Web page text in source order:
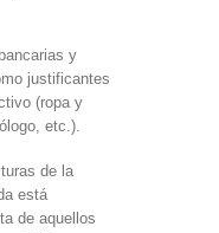
y
justificantes
(ropa y
etc.).
de la
está
de aquellos